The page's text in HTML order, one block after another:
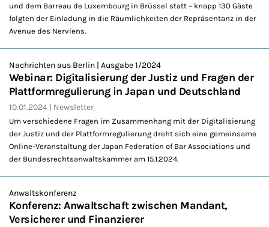
und dem Barreau de Luxembourg in Brüssel statt – knapp 130 Gäste
folgten der Einladung in die Räumlichkeiten der Repräsentanz in der
Avenue des Nerviens.
Nachrichten aus Berlin | Ausgabe 1/2024
Webinar: Digitalisierung der Justiz und Fragen der
Plattformregulierung in Japan und Deutschland
10.01.2024 Newsletter
Um verschiedene Fragen im Zusammenhang mit der Digitalisierung
der Justiz und der Plattformregulierung dreht sich eine gemeinsame
Online-Veranstaltung der Japan Federation of Bar Associations und
der Bundesrechtsanwaltskammer am 15.1.2024.
Anwaltskonferenz
Konferenz: Anwaltschaft zwischen Mandant,
Versicherer und Finanzierer